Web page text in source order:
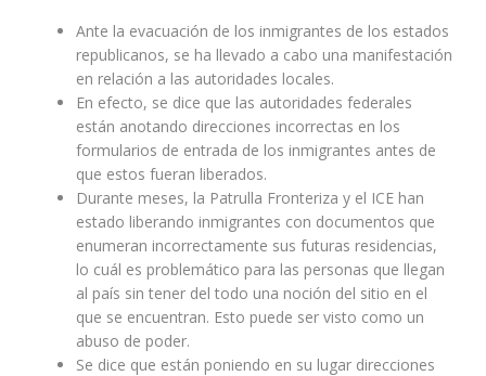
Ante la evacuación de los inmigrantes de los estados
republicanos, se ha llevado a cabo una manifestación
en relación a las autoridades locales.
En efecto, se dice que las autoridades federales
están anotando direcciones incorrectas en los
formularios de entrada de los inmigrantes antes de
que estos fueran liberados.
Durante meses, la Patrulla Fronteriza y el ICE han
estado liberando inmigrantes con documentos que
enumeran incorrectamente sus futuras residencias,
lo cuál es problemático para las personas que llegan
al país sin tener del todo una noción del sitio en el
que se encuentran. Esto puede ser visto como un
abuso de poder.
Se dice que están poniendo en su lugar direcciones